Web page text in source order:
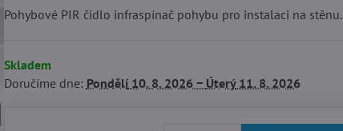
Pohybové PIR čidlo infraspínač pohybu pro instalaci na stěnu.
Skladem
Doručíme dne: Pondělí10. 8. 2026 − Úterý11. 8. 2026